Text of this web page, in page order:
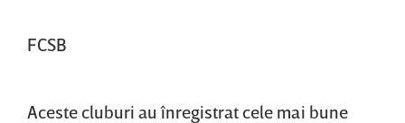
FCSB
Aceste cluburi au înregistrat cele mai bune